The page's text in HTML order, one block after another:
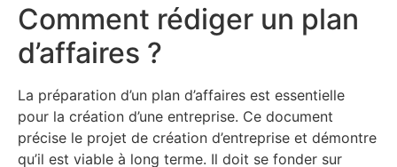
Comment rédiger un plan
d’affaires ?
La préparation d’un plan d’affaires est essentielle
pour la création d’une entreprise. Ce document
précise le projet de création d’entreprise et démontre
qu’il est viable à long terme. Il doit se fonder sur